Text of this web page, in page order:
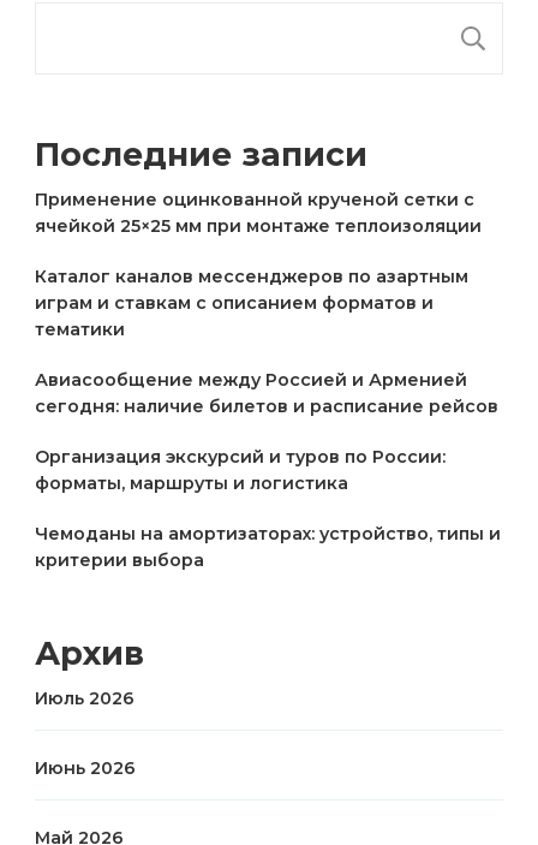
Последние записи
Применение оцинкованной крученой сетки с
ячейкой 25×25 мм при монтаже теплоизоляции
Каталог каналов мессенджеров по азартным
играм и ставкам с описанием форматов и
тематики
Авиасообщение между Россией и Арменией
сегодня: наличие билетов и расписание рейсов
Организация экскурсий и туров по России:
форматы, маршруты и логистика
Чемоданы на амортизаторах: устройство, типы и
критерии выбора
Архив
Июль 2026
Июнь 2026
Май 2026